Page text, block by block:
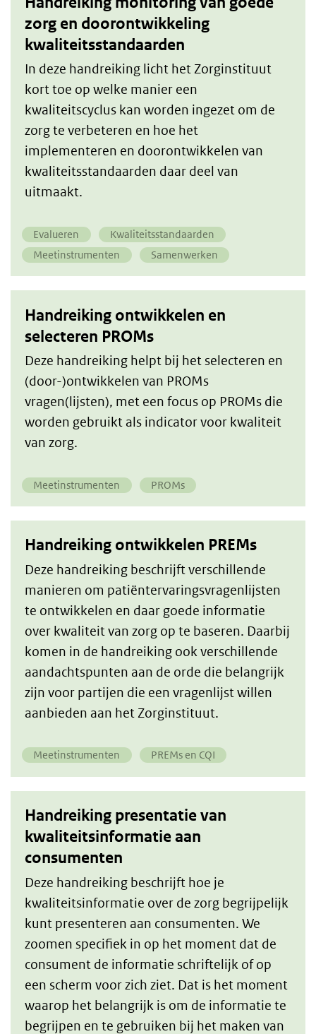
zorg en doorontwikkeling
kwaliteitsstandaarden
In deze handreiking licht het Zorginstituut
kort toe op welke manier een
kwaliteitscyclus kan worden ingezet om de
zorg te verbeteren en hoe het
implementeren en doorontwikkelen van
kwaliteitsstandaarden daar deel van
uitmaakt.
Evalueren
Kwaliteitsstandaarden
Meetinstrumenten
Samenwerken
Handreiking ontwikkelen en
selecteren PROMs
Deze handreiking helpt bij het selecteren en
(door-)ontwikkelen van PROMs
vragen(lijsten), met een focus op PROMs die
worden gebruikt als indicator voor kwaliteit
van zorg.
Meetinstrumenten PROMs
Handreiking ontwikkelen PREMs
Deze handreiking beschrijft verschillende
manieren om patiëntervaringsvragenlijsten
te ontwikkelen en daar goede informatie
over kwaliteit van zorg op te baseren. Daarbij
komen in de handreiking ook verschillende
aandachtspunten aan de orde die belangrijk
zijn voor partijen die een vragenlijst willen
aanbieden aan het Zorginstituut.
Meetinstrumenten PREMs en CQI
Handreiking presentatie van
kwaliteitsinformatie aan
consumenten
Deze handreiking beschrijft hoe je
kwaliteitsinformatie over de zorg begrijpelijk
kunt presenteren aan consumenten. We
zoomen specifiek in op het moment dat de
consument de informatie schriftelijk of op
een scherm voor zich ziet. Dat is het moment
waarop het belangrijk is om de informatie te
begrijpen en te gebruiken bij het maken van